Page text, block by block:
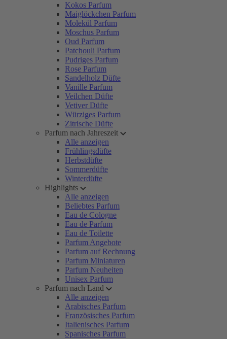
Kokos Parfum
Maiglöckchen Parfum
Molekül Parfum
Moschus Parfum
Oud Parfum
Patchouli Parfum
Pudriges Parfum
Rose Parfum
Sandelholz Düfte
Vanille Parfum
Veilchen Düfte
Vetiver Düfte
Würziges Parfum
Zitrische Düfte
Parfum nach Jahreszeit
Alle anzeigen
Frühlingsdüfte
Herbstdüfte
Sommerdüfte
Winterdüfte
Highlights
Alle anzeigen
Beliebtes Parfum
Eau de Cologne
Eau de Parfum
Eau de Toilette
Parfum Angebote
Parfum auf Rechnung
Parfum Miniaturen
Parfum Neuheiten
Unisex Parfum
Parfum nach Land
Alle anzeigen
Arabisches Parfum
Französisches Parfum
Italienisches Parfum
Spanisches Parfum